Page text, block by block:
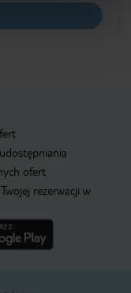
ofert
rezerwacji w